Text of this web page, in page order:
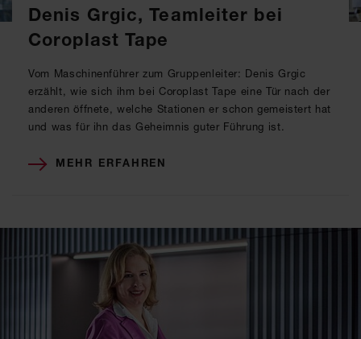
Denis Grgic, Teamleiter bei
Coroplast Tape
Vom Maschinenführer zum Gruppenleiter: Denis Grgic
erzählt, wie sich ihm bei Coroplast Tape eine Tür nach der
anderen öffnete, welche Stationen er schon gemeistert hat
und was für ihn das Geheimnis guter Führung ist.
MEHR ERFAHREN